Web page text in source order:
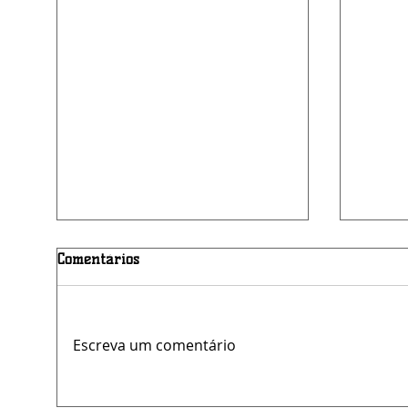
Comentários
Escreva um comentário